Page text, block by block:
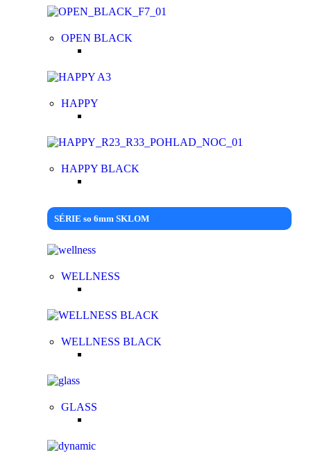
OPEN BLACK
HAPPY
HAPPY BLACK
SÉRIE so 6mm SKLOM
WELLNESS
WELLNESS BLACK
GLASS